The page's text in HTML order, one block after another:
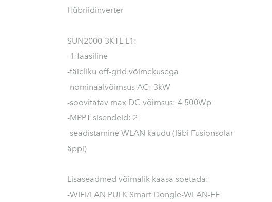
Hübriidinverter
SUN2000-3KTL-L1:
-1-faasiline
-täieliku off-grid võimekusega
-nominaalvõimsus AC: 3kW
-soovitatav max DC võimsus: 4 500Wp
-MPPT sisendeid: 2
-seadistamine WLAN kaudu (läbi Fusionsolar
äppi)
Lisaseadmed võimalik kaasa soetada:
-WIFI/LAN PULK Smart Dongle-WLAN-FE